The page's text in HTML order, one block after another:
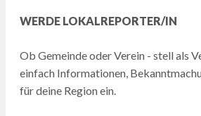
WERDE LOKALREPORTER/IN
Ob Gemeinde oder Verein - stell als
einfach Informationen,
für deine Region ein.